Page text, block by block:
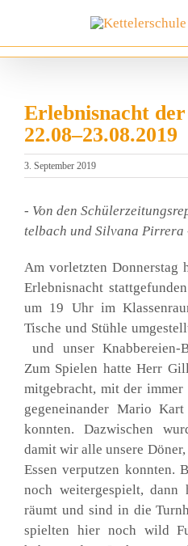
springen
Erlebnisnacht
22.08–23.08.2019
3. September 2019
- Von den
tel­bach und Sil­va­na Pir­rera
Am vor­letz­ten Don­ners­tag
Erleb­nis­nacht
um 19 Uhr im
Tische und Stüh­le
und unser Knab­be­rei­en-
Zum Spie­len hat­te Herr
mit­ge­bracht, mit der immer
gegen­ein­an­der Mario
konn­ten. Dazwi­schen
damit wir alle unse­re
Essen ver­put­zen konn­ten.
noch wei­ter­ge­spielt,
räumt und sind in die
spiel­ten hier noch wild